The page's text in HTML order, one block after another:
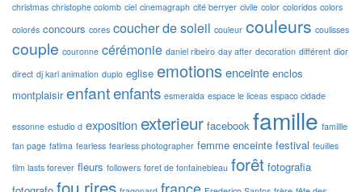
christmas christophe colomb ciel cinemagraph cité berryer civile color coloridos colors
colorés concours cores coucher de soleil couleur couleurs coulisses
couple couronne cérémonie daniel ribeiro day after decoration différent dior
direct dj karl animation duplo eglise emotionsenceinte enclos
montplaisir enfantenfants esmeralda espace le liceas espaco cidade
essonne estudio d expositionexterieur facebook famille famillle
fan page fatima fearless fearless photographer femme enceinte festival feuilles
film lasts forever fleurs followers foret de fontainebleau forêt fotografia